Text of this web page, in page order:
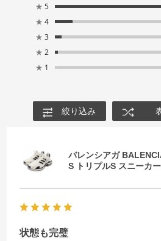
★ 5
★ 4
★ 3
★ 2
★ 1
絞り込み
バレンシアガ
S トリプルS スニーカ
状態も完璧